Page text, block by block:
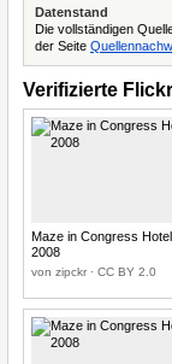
Datenstand
Die vollständigen
der Seite
Verifizierte
Maze in Congress
2008
von zipckr · CC BY 2.0